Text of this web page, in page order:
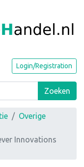
Login/Registration
Zoeken
Overige
Innovations